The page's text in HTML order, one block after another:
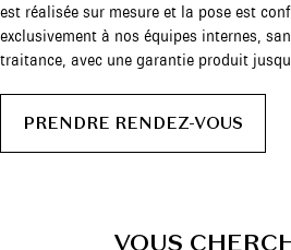
est réalisée sur mesure et la pose est
exclusivement à nos équipes internes,
traitance, avec une garantie produit
PRENDRE RENDEZ-VOUS
VOUS